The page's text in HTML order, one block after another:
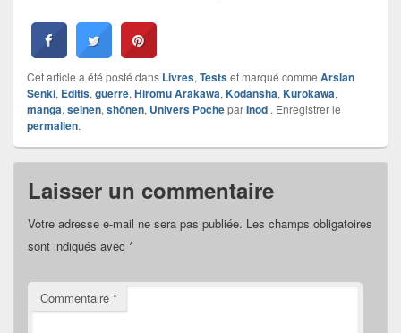
Cet article a été posté dans Livres, Testset marqué comme Arslan
Senki, Editis, guerre, Hiromu Arakawa, Kodansha, Kurokawa,
manga, seinen, shônen, Univers PocheparInod . Enregistrer le
permalien.
Laisser un commentaire
Votre adresse e-mail ne sera pas publiée. Les champs obligatoires
sont indiqués avec *
Commentaire *